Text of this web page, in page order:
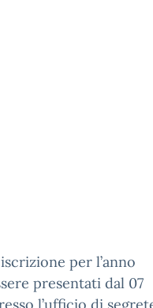
per l’anno
presentati dal 07